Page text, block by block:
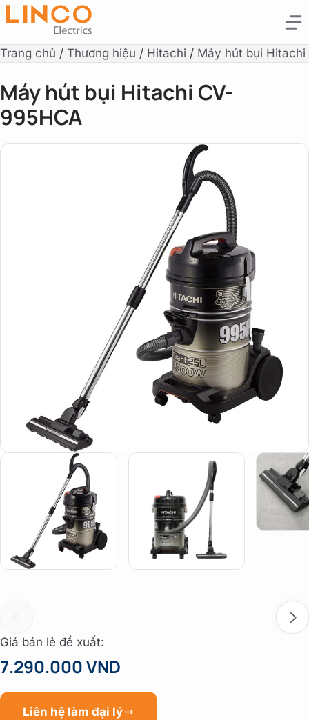
Trang chủ / Thương hiệu / Hitachi / Máy hút bụi Hitachi
Máy hút bụi Hitachi CV-
995HCA
Giá bán lẻ đề xuất:
7.290.000 VND
Liên hệ làm đại lý